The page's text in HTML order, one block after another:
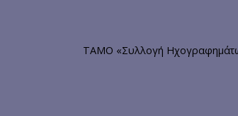
ΤΑΜΟ «Συλλογή